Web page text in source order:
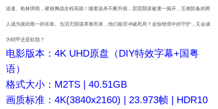
追逃、枪林弹雨，硬核爽战全程高能！随着追杀不断升级，层层阴谋被逐一揭开，互相防备的两
人成为彼此唯一的依靠。当滔天阴谋席卷而来，他们能否冲破死局？这份绝境中的守护，又会成
为铠甲还是软肋？
电影版本：4K UHD原盘（DIY特效字幕+国粤
语）
格式大小：M2TS | 40.51GB
画质标准：4K(3840x2160) | 23.973帧 | HDR10